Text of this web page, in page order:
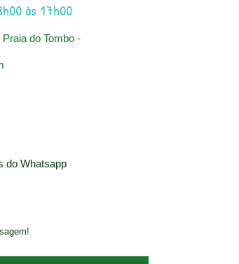
às 17h00
do Tombo -
do Whatsapp